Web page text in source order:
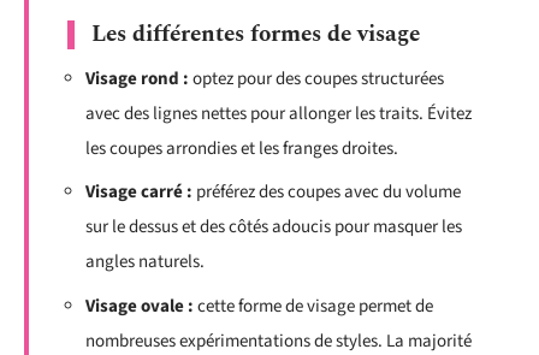
Les différentes formes de visage
Visage rond :optez pour des coupes structurées
avec des lignes nettes pour allonger les traits. Évitez
les coupes arrondies et les franges droites.
Visage carré : préférez des coupes avec du volume
sur le dessus et des côtés adoucis pour masquer les
angles naturels.
Visage ovale :cette forme de visage permet de
nombreuses expérimentations de styles. La majorité